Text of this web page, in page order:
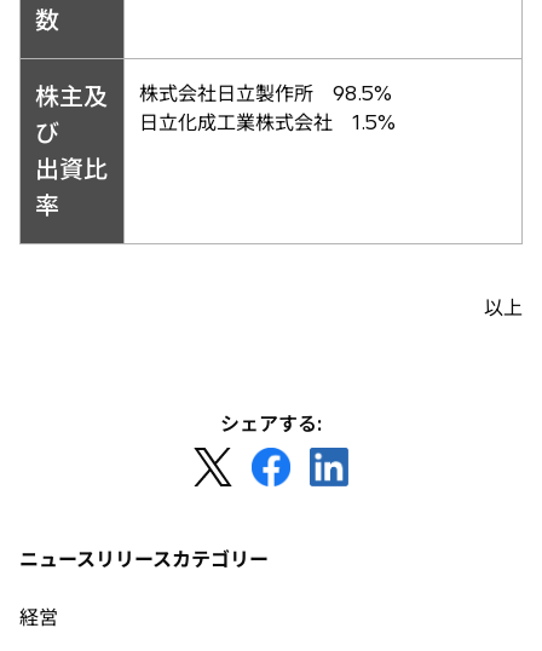
数
株主及
び
出資比
率
株式会社日立製作所 98.5%
日立化成工業株式会社 1.5%
以上
シェアする:
し
タ
新
し
ニュースリリースカテゴリー
経営